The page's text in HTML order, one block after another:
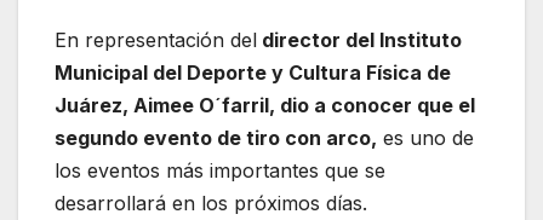
En representación del director del Instituto
Municipal del Deporte y Cultura Física de
Juárez, Aimee O´farril, dio a conocer que el
segundo evento de tiro con arco, es uno de
los eventos más importantes que se
desarrollará en los próximos días.